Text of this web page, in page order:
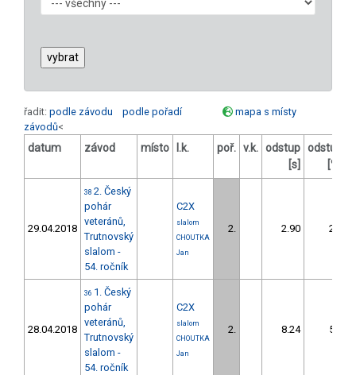
řadit: podle závodu podle pořadí
mapa s místy
závodů<
datum závod místo l.k. poř. v.k. odstup
[s]
odstup
[%]
29.04.2018
38 2. Český
pohár
veteránů,
Trutnovský
slalom -
54. ročník
C2X
slalom
CHOUTKA
Jan
2. 2.90 2,0
28.04.2018
36 1. Český
pohár
veteránů,
Trutnovský
slalom -
54. ročník
C2X
slalom
CHOUTKA
Jan
2. 8.24 5,9